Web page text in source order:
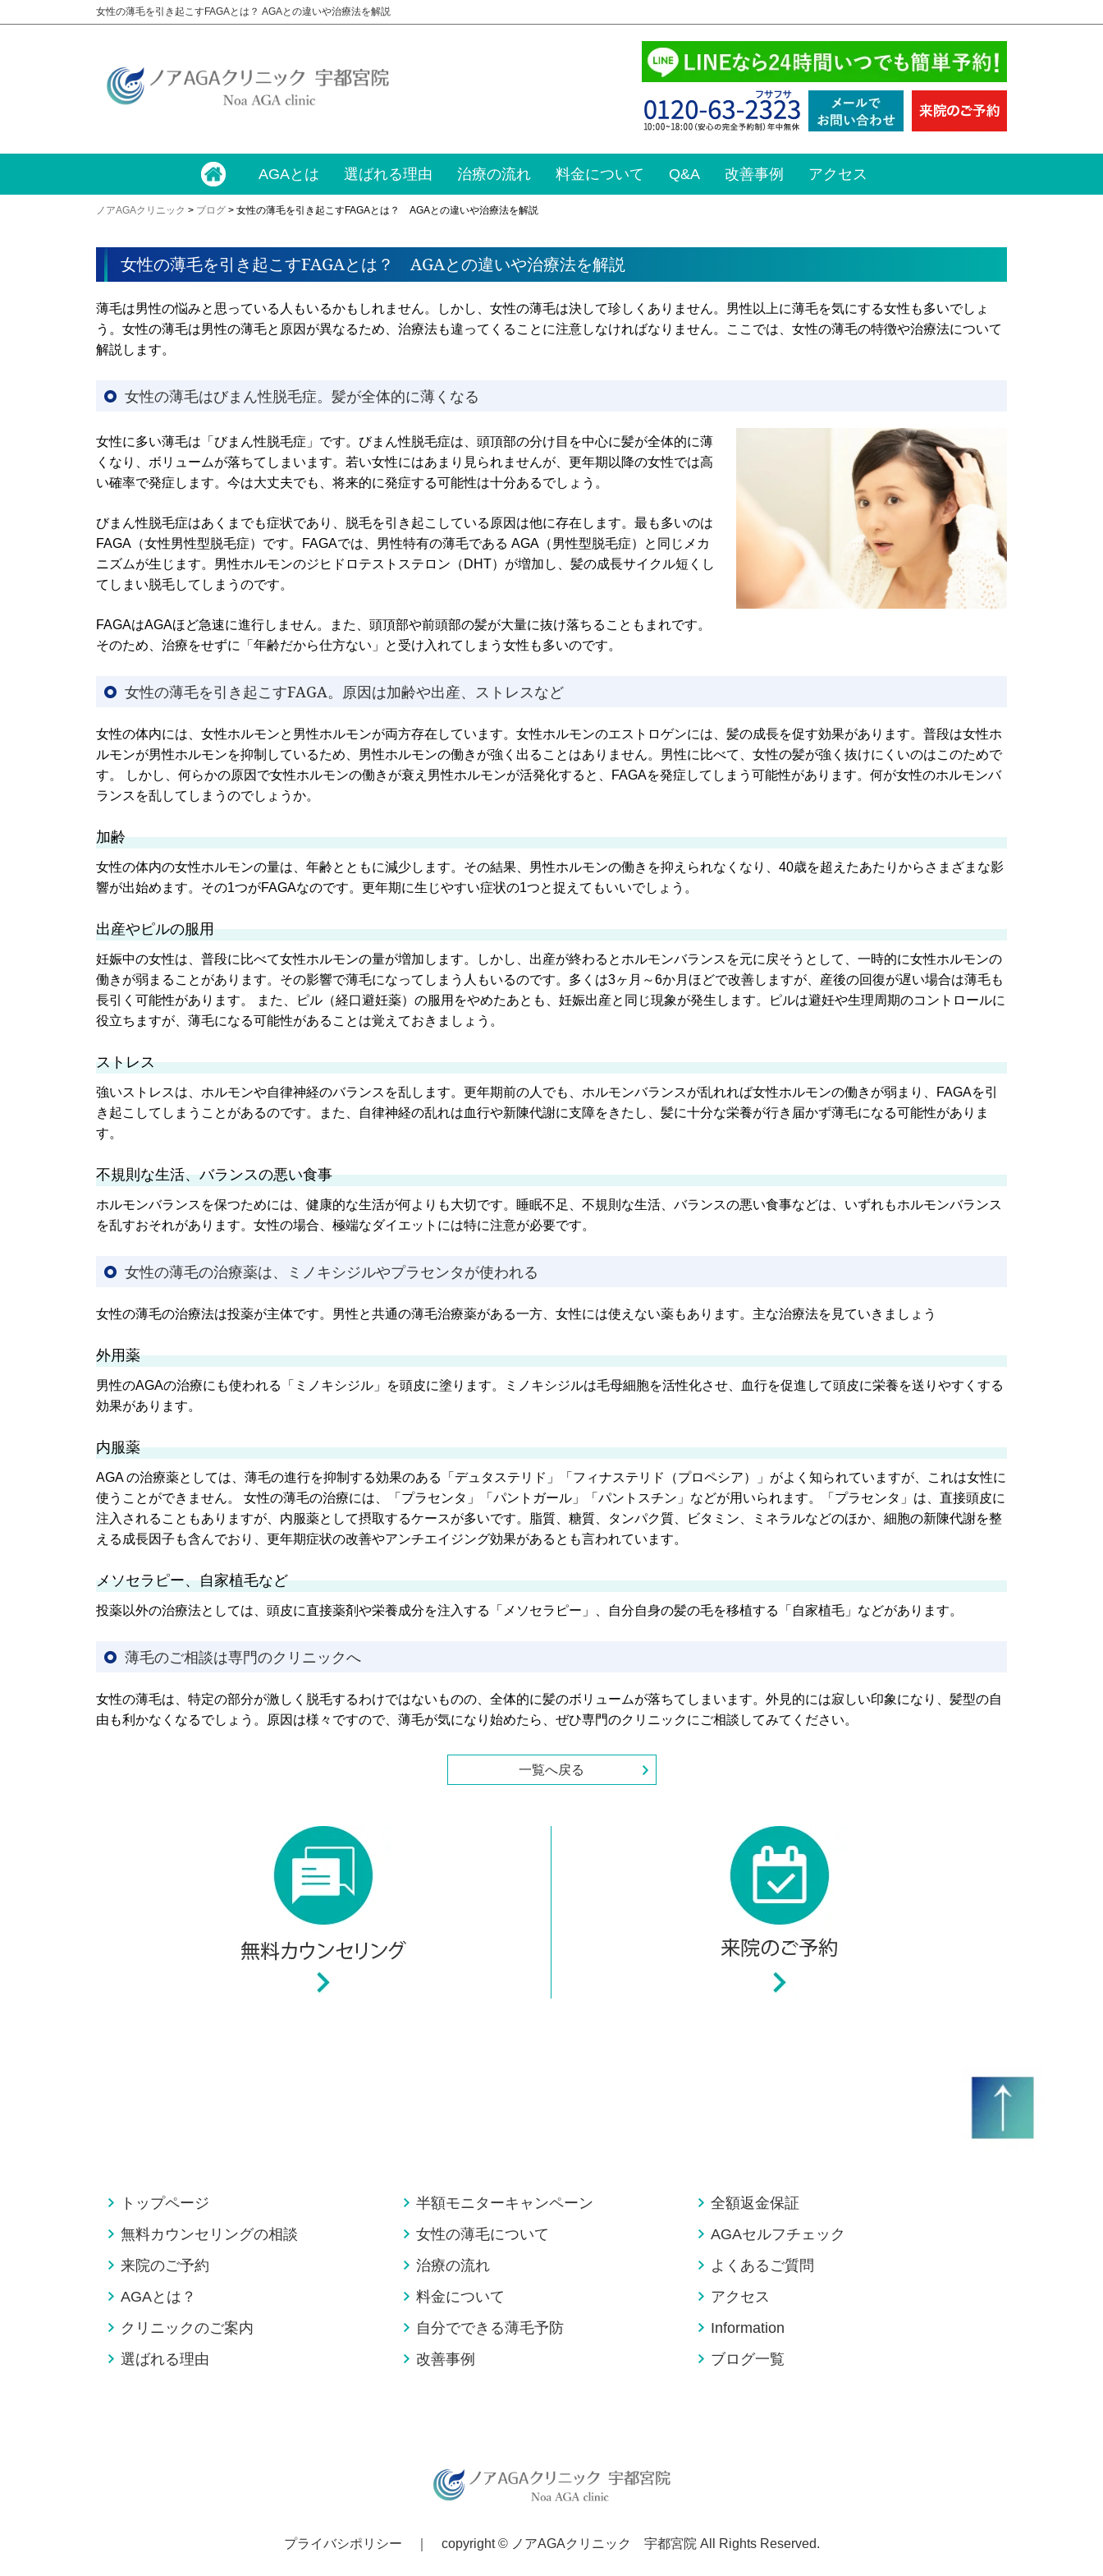
女性の薄毛を引き起こすFAGAとは？ AGAとの違いや治療法を解説
AGAとは 選ばれる理由 治療の流れ 料金について Q&A 改善事例 アクセス
ノアAGAクリニック > ブログ > 女性の薄毛を引き起こすFAGAとは？ AGAとの違いや治療法を解説
女性の薄毛を引き起こすFAGAとは？ AGAとの違いや治療法を解説
薄毛は男性の悩みと思っている人もいるかもしれません。しかし、女性の薄毛は決して珍しくありません。男性以上に薄毛を気にする女性も多いでしょ
う。女性の薄毛は男性の薄毛と原因が異なるため、治療法も違ってくることに注意しなければなりません。ここでは、女性の薄毛の特徴や治療法について
解説します。
女性の薄毛はびまん性脱毛症。髪が全体的に薄くなる
女性に多い薄毛は「びまん性脱毛症」です。びまん性脱毛症は、頭頂部の分け目を中心に髪が全体的に薄
くなり、ボリュームが落ちてしまいます。若い女性にはあまり見られませんが、更年期以降の女性では高
い確率で発症します。今は大丈夫でも、将来的に発症する可能性は十分あるでしょう。
びまん性脱毛症はあくまでも症状であり、脱毛を引き起こしている原因は他に存在します。最も多いのは
FAGA（女性男性型脱毛症）です。FAGAでは、男性特有の薄毛である AGA（男性型脱毛症）と同じメカ
ニズムが生じます。男性ホルモンのジヒドロテストステロン（DHT）が増加し、髪の成長サイクル短くし
てしまい脱毛してしまうのです。
FAGAはAGAほど急速に進行しません。また、頭頂部や前頭部の髪が大量に抜け落ちることもまれです。
そのため、治療をせずに「年齢だから仕方ない」と受け入れてしまう女性も多いのです。
女性の薄毛を引き起こすFAGA。原因は加齢や出産、ストレスなど
女性の体内には、女性ホルモンと男性ホルモンが両方存在しています。女性ホルモンのエストロゲンには、髪の成長を促す効果があります。普段は女性ホ
ルモンが男性ホルモンを抑制しているため、男性ホルモンの働きが強く出ることはありません。男性に比べて、女性の髪が強く抜けにくいのはこのためで
す。 しかし、何らかの原因で女性ホルモンの働きが衰え男性ホルモンが活発化すると、FAGAを発症してしまう可能性があります。何が女性のホルモンバ
ランスを乱してしまうのでしょうか。
加齢
女性の体内の女性ホルモンの量は、年齢とともに減少します。その結果、男性ホルモンの働きを抑えられなくなり、40歳を超えたあたりからさまざまな影
響が出始めます。その1つがFAGAなのです。更年期に生じやすい症状の1つと捉えてもいいでしょう。
出産やピルの服用
妊娠中の女性は、普段に比べて女性ホルモンの量が増加します。しかし、出産が終わるとホルモンバランスを元に戻そうとして、一時的に女性ホルモンの
働きが弱まることがあります。その影響で薄毛になってしまう人もいるのです。多くは3ヶ月～6か月ほどで改善しますが、産後の回復が遅い場合は薄毛も
長引く可能性があります。 また、ピル（経口避妊薬）の服用をやめたあとも、妊娠出産と同じ現象が発生します。ピルは避妊や生理周期のコントロールに
役立ちますが、薄毛になる可能性があることは覚えておきましょう。
ストレス
強いストレスは、ホルモンや自律神経のバランスを乱します。更年期前の人でも、ホルモンバランスが乱れれば女性ホルモンの働きが弱まり、FAGAを引
き起こしてしまうことがあるのです。また、自律神経の乱れは血行や新陳代謝に支障をきたし、髪に十分な栄養が行き届かず薄毛になる可能性がありま
す。
不規則な生活、バランスの悪い食事
ホルモンバランスを保つためには、健康的な生活が何よりも大切です。睡眠不足、不規則な生活、バランスの悪い食事などは、いずれもホルモンバランス
を乱すおそれがあります。女性の場合、極端なダイエットには特に注意が必要です。
女性の薄毛の治療薬は、ミノキシジルやプラセンタが使われる
女性の薄毛の治療法は投薬が主体です。男性と共通の薄毛治療薬がある一方、女性には使えない薬もあります。主な治療法を見ていきましょう
外用薬
男性のAGAの治療にも使われる「ミノキシジル」を頭皮に塗ります。ミノキシジルは毛母細胞を活性化させ、血行を促進して頭皮に栄養を送りやすくする
効果があります。
内服薬
AGA の治療薬としては、薄毛の進行を抑制する効果のある「デュタステリド」「フィナステリド（プロペシア）」がよく知られていますが、これは女性に
使うことができません。 女性の薄毛の治療には、「プラセンタ」「パントガール」「パントスチン」などが用いられます。「プラセンタ」は、直接頭皮に
注入されることもありますが、内服薬として摂取するケースが多いです。脂質、糖質、タンパク質、ビタミン、ミネラルなどのほか、細胞の新陳代謝を整
える成長因子も含んでおり、更年期症状の改善やアンチエイジング効果があるとも言われています。
メソセラピー、自家植毛など
投薬以外の治療法としては、頭皮に直接薬剤や栄養成分を注入する「メソセラピー」、自分自身の髪の毛を移植する「自家植毛」などがあります。
薄毛のご相談は専門のクリニックへ
女性の薄毛は、特定の部分が激しく脱毛するわけではないものの、全体的に髪のボリュームが落ちてしまいます。外見的には寂しい印象になり、髪型の自
由も利かなくなるでしょう。原因は様々ですので、薄毛が気になり始めたら、ぜひ専門のクリニックにご相談してみてください。
一覧へ戻る
トップページ
無料カウンセリングの相談
来院のご予約
AGAとは？
クリニックのご案内
選ばれる理由
半額モニターキャンペーン
女性の薄毛について
治療の流れ
料金について
自分でできる薄毛予防
改善事例
全額返金保証
AGAセルフチェック
よくあるご質問
アクセス
Information
ブログ一覧
プライバシポリシー copyright © ノアAGAクリニック 宇都宮院 All Rights Reserved.